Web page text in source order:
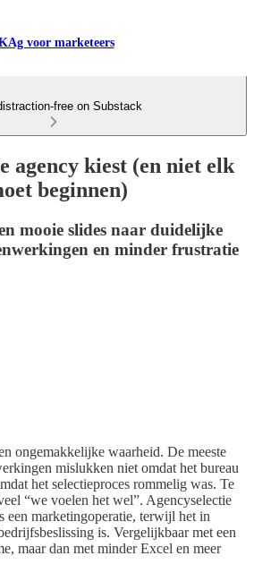
voor marketeers
free on Substack
agency kiest (en niet elk
beginnen)
mooie slides naar duidelijke
en minder frustratie
ongemakkelijke waarheid. De meeste
mislukken niet omdat het bureau
het selectieproces rommelig was. Te
“we voelen het wel”. Agencyselectie
een marketingoperatie, terwijl het in
is. Vergelijkbaar met een
maar dan met minder Excel en meer